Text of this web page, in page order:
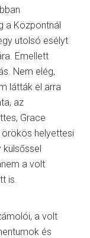
a Központnál
utolsó esélyt
Emellett
Nem elég,
látták el arra
az
Grace
örökös helyettesi
a volt
is.
a volt
és